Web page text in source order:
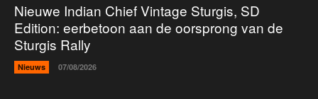
Nieuwe Indian Chief Vintage Sturgis, SD
Edition: eerbetoon aan de oorsprong van de
Sturgis Rally
Nieuws 07/08/2026